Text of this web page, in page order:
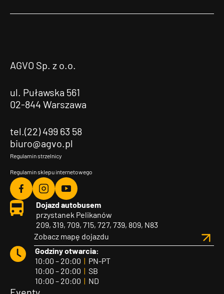
AGVO Sp. z o.o.
ul. Puławska 561
02-844 Warszawa
tel.(22) 499 63 58
biuro@agvo.pl
Regulamin strzelnicy
Regulamin sklepu internetowego
Agvo
Facebook
Agvo
Instagram
Agvo
YouTube
Dojazd autobusem
przystanek Pelikanów
209, 319, 709, 715, 727, 739, 809, N83
Zobacz mapę dojazdu
Godziny otwarcia:
10:00 – 20:00 | PN-PT
10:00 – 20:00 | SB
10:00 – 20:00 | ND